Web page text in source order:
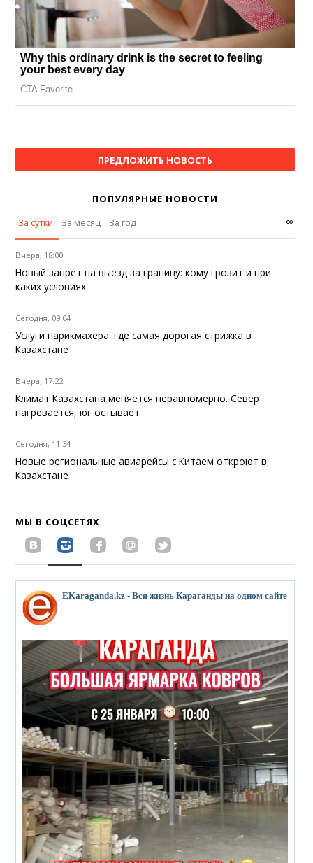
ПРЕДЛОЖИТЬ НОВОСТЬ
ПОПУЛЯРНЫЕ НОВОСТИ
За сутки
За месяц За год ∞
Вчера, 18:00
Новый запрет на выезд за границу: кому грозит и при
каких условиях
Сегодня, 09:04
Услуги парикмахера: где самая дорогая стрижка в
Казахстане
Вчера, 17:22
Климат Казахстана меняется неравномерно. Север
нагревается, юг остывает
Сегодня, 11:34
Новые региональные авиарейсы с Китаем откроют в
Казахстане
МЫ В СОЦСЕТЯХ
EKaraganda.kz - Вся жизнь Караганды на одном сайте